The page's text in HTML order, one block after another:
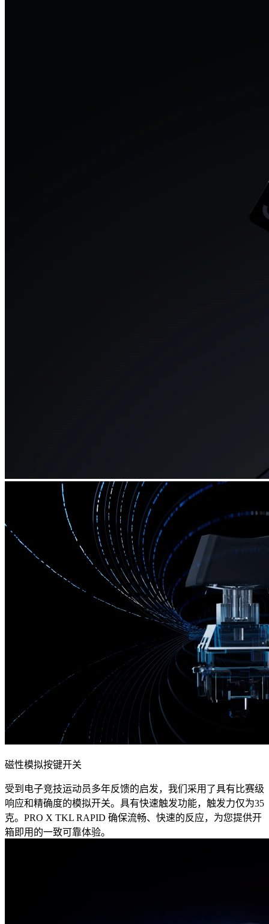
磁性模拟按键开关
受到电子竞技运动员多年反馈的启发，我们采用了具有比赛级
响应和精确度的模拟开关。具有快速触发功能，触发力仅为35
克。PRO X TKL RAPID 确保流畅、快速的反应，为您提供开
箱即用的一致可靠体验。